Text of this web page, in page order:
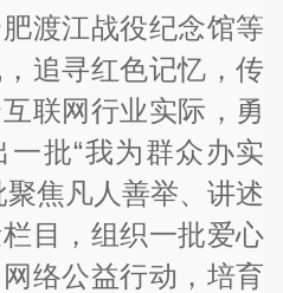
渡江战役纪念馆等
追寻红色记忆，传
联网行业实际，勇
批“我为群众办实
焦凡人善举、讲述
目，组织一批爱心
络公益行动，培育